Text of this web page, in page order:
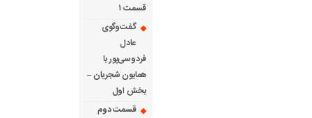
قسمت ۱
گفت‌وگوی
عادل
فردوسی‌پور با
همایون شجریان –
بخش اول
قسمت دوم